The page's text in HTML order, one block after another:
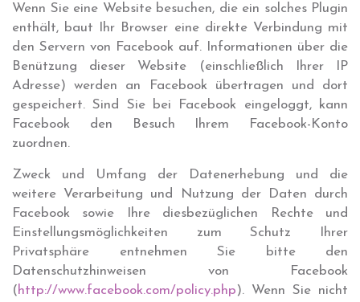
Wenn Sie eine Website besuchen, die ein solches Plugin
enthält, baut Ihr Browser eine direkte Verbindung mit
den Servern von Facebook auf. Informationen über die
Benützung dieser Website (einschließlich Ihrer IP
Adresse) werden an Facebook übertragen und dort
gespeichert. Sind Sie bei Facebook eingeloggt, kann
Facebook den Besuch Ihrem Facebook-Konto
zuordnen.
Zweck und Umfang der Datenerhebung und die
weitere Verarbeitung und Nutzung der Daten durch
Facebook sowie Ihre diesbezüglichen Rechte und
Einstellungsmöglichkeiten zum Schutz Ihrer
Privatsphäre entnehmen Sie bitte den
Datenschutzhinweisen von Facebook
(http://www.facebook.com/policy.php). Wenn Sie nicht